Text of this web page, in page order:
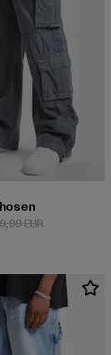
38,99 EUR
EURAktionspreis: